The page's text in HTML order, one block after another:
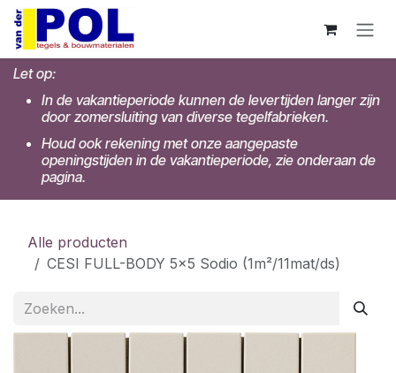
Overslaan naar inhoud
Let op:
In de vakantieperiode kunnen de levertijden langer zijn
door zomersluiting van diverse tegelfabrieken.
Houd ook rekening met onze aangepaste
openingstijden in de vakantieperiode, zie onderaan de
pagina.
Alle producten
CESI FULL-BODY 5x5 Sodio (1m²/11mat/ds)